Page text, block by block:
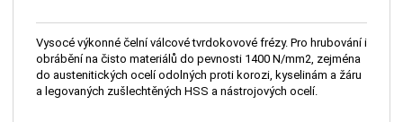
Vysocé výkonné čelní válcové tvrdokovové frézy. Pro hrubování i
obrábění na čisto materiálů do pevnosti 1400 N/mm2, zejména
do austenitických ocelí odolných proti korozi, kyselinám a žáru
a legovaných zušlechtěných HSS a nástrojových ocelí.